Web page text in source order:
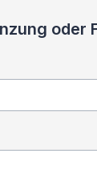
oder